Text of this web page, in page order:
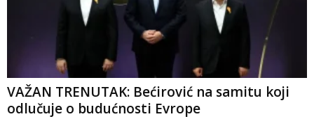
VAŽAN TRENUTAK: Bećirović na samitu koji
odlučuje o budućnosti Evrope